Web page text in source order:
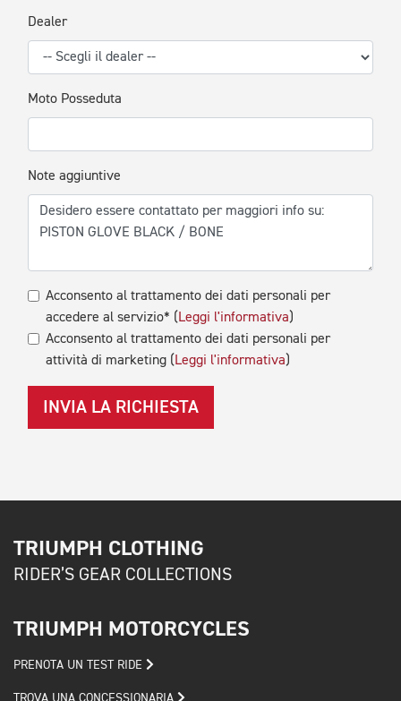
Dealer
Moto Posseduta
Note aggiuntive
Acconsento al trattamento dei dati personali per
accedere al servizio* (Leggi l'informativa)
Acconsento al trattamento dei dati personali per
attività di marketing (Leggi l'informativa)
INVIA LA RICHIESTA
TRIUMPH CLOTHING
RIDER’S GEAR COLLECTIONS
TRIUMPH MOTORCYCLES
PRENOTA UN TEST RIDE
TROVA UNA CONCESSIONARIA